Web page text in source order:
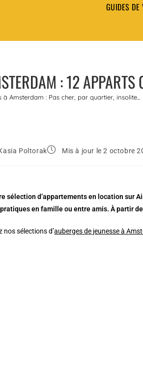
GUIDES DE
: 12 APPARTS
à Amsterdam : Pas cher, par quartier, insolite...
Poltorak Mis à jour le 2 octobre
sélection d’appartements en location sur
en famille ou entre amis. À partir
nos sélections d’auberges de jeunesse à